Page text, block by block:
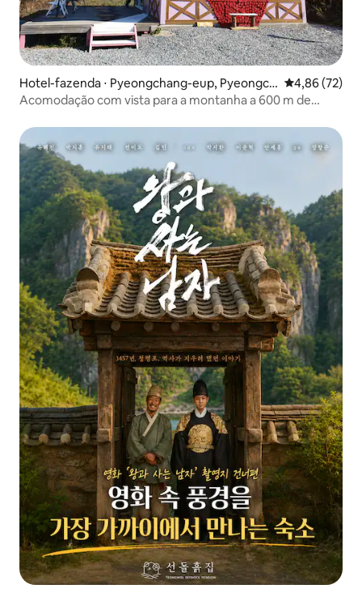
Hotel-fazenda ⋅ Pyeongchang-eup, Pyeongch
ang-gun
4,86 de uma
4,86 (72)
Acomodação com vista para a montanha a 600 m de
relaxante em Pyeongchang, um refúgio privado na
floresta para você descansar de verdade e se refrescar
no verão